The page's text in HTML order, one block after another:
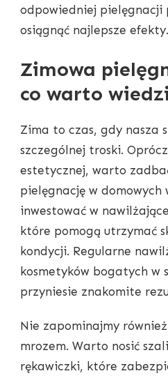
odpowiedniej pielęgnacji
osiągnąć najlepsze efekty.
Zimowa
co warto
Zima to czas, gdy nasza
szczególnej troski.
estetycznej, warto
pielęgnację w domowych
inwestować w
które pomogą utrzymać
kondycji. Regularne
kosmetyków bogatych w
przyniesie znakomite
Nie zapominajmy
mrozem. Warto nosić
rękawiczki, które